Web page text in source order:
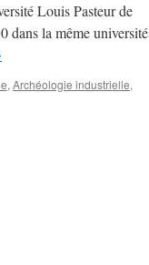
Louis Pasteur de
dans la même université
, Archéologie industrielle,